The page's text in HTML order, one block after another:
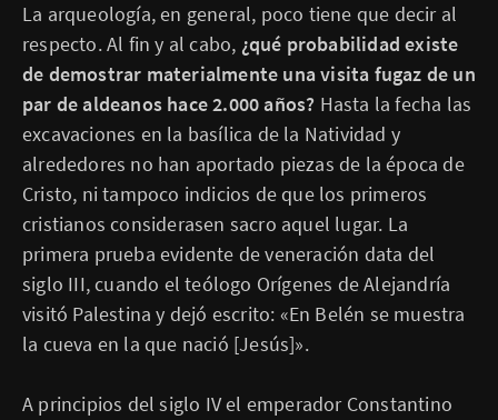
La arqueología, en general, poco tiene que de­cir al
respecto. Al fin y al cabo, ¿qué probabilidad existe
de demostrar materialmente una visita fugaz de un
par de aldeanos hace 2.000 años? Hasta la fecha las
excavaciones en la basílica de la Natividad y
alrededores no han aportado piezas de la época de
Cristo, ni tampoco indicios de que los primeros
cristianos considerasen sacro aquel lugar. La
primera prueba evidente de veneración data del
siglo III, cuando el teólogo Orígenes de Alejandría
visitó Palestina y dejó escrito: «En Belén se muestra
la cueva en la que nació [Jesús]».
A principios del siglo IV el emperador Constantino